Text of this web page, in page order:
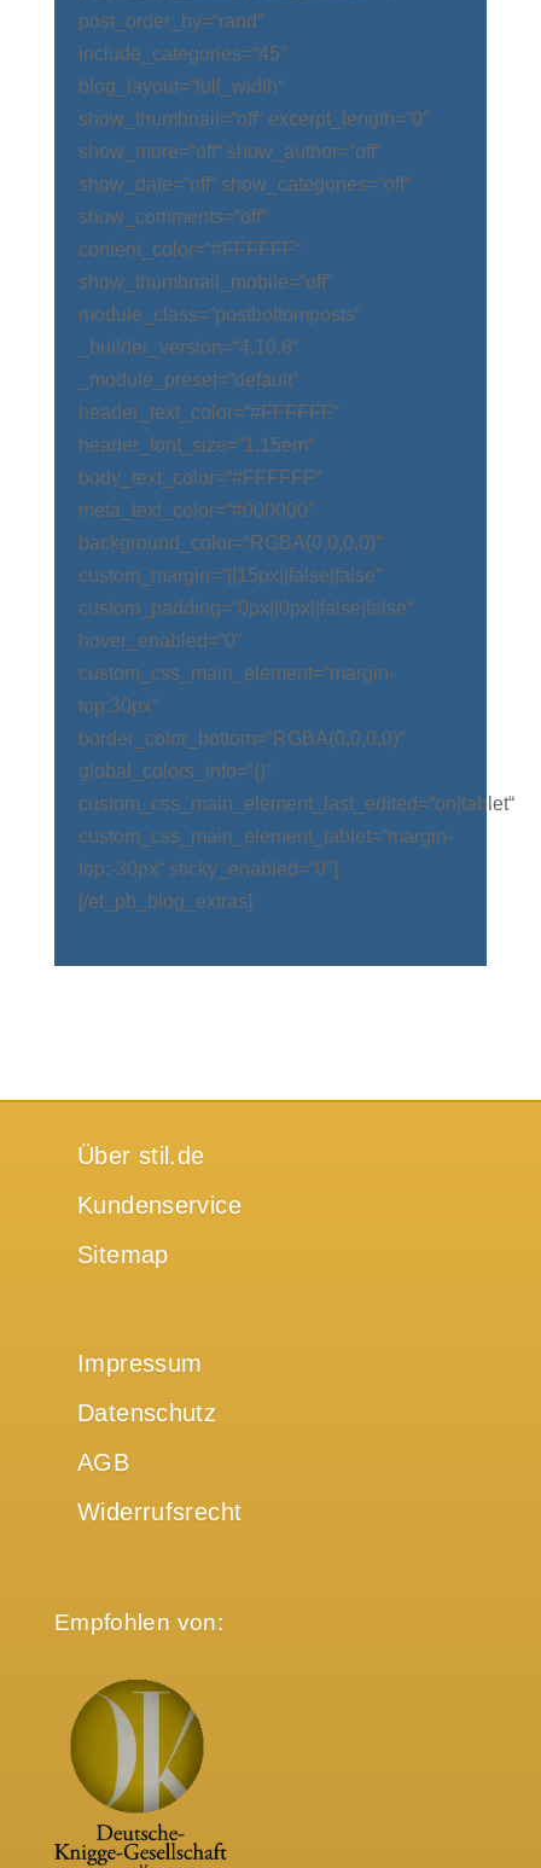
post_order_by=“rand“
include_categories=“45″
blog_layout=“full_width“
show_thumbnail=“off“ excerpt_length=“0″
show_more=“off“ show_author=“off“
show_date=“off“ show_categories=“off“
show_comments=“off“
content_color=“#FFFFFF“
show_thumbnail_mobile=“off“
module_class=“postbottomposts“
_builder_version=“4.10.8″
_module_preset=“default“
header_text_color=“#FFFFFF“
header_font_size=“1.15em“
body_text_color=“#FFFFFF“
meta_text_color=“#000000″
background_color=“RGBA(0,0,0,0)“
custom_margin=“||15px||false|false“
custom_padding=“0px||0px||false|false“
hover_enabled=“0″
custom_css_main_element=“margin-
top:30px“
border_color_bottom=“RGBA(0,0,0,0)“
global_colors_info=“{}“
custom_css_main_element_last_edited=“on|tablet“
custom_css_main_element_tablet=“margin-
top:-30px“ sticky_enabled=“0″]
[/et_pb_blog_extras]
Über stil.de
Kundenservice
Sitemap
Impressum
Datenschutz
AGB
Widerrufsrecht
Empfohlen von: